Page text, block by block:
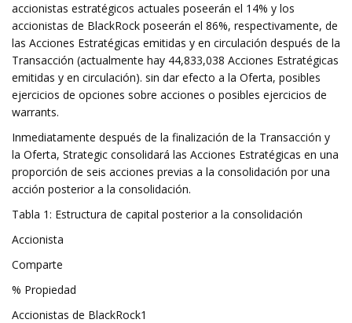
accionistas estratégicos actuales poseerán el 14% y los
accionistas de BlackRock poseerán el 86%, respectivamente, de
las Acciones Estratégicas emitidas y en circulación después de la
Transacción (actualmente hay 44,833,038 Acciones Estratégicas
emitidas y en circulación). sin dar efecto a la Oferta, posibles
ejercicios de opciones sobre acciones o posibles ejercicios de
warrants.
Inmediatamente después de la finalización de la Transacción y
la Oferta, Strategic consolidará las Acciones Estratégicas en una
proporción de seis acciones previas a la consolidación por una
acción posterior a la consolidación.
Tabla 1: Estructura de capital posterior a la consolidación
Accionista
Comparte
% Propiedad
Accionistas de BlackRock1